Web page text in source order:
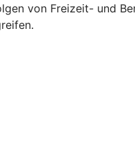
von Freizeit- und